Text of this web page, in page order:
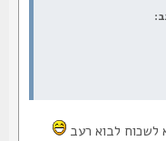
לבוא רעב